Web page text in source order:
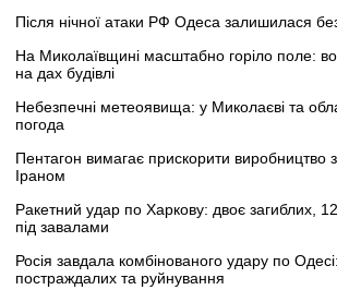
Після нічної атаки РФ Одеса залишилася
На Миколаївщині масштабно горіло поле:
на дах будівлі
Небезпечні метеоявища: у Миколаєві та
погода
Пентагон вимагає прискорити виробництво
Іраном
Ракетний удар по Харкову: двоє загиблих,
під завалами
Росія завдала комбінованого удару по Одесі:
постраждалих та руйнування